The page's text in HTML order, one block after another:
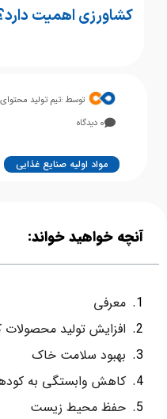
کشاورزی اهمیت
توسط :تیم تولید
۰ دیدگاه
مواد اولیه صنایع غذایی
آنچه خواهید خواند:
معرفی
افزایش تولید محصولات
بهبود سلامت خاک
کاهش وابستگی به
حفظ محیط زیست